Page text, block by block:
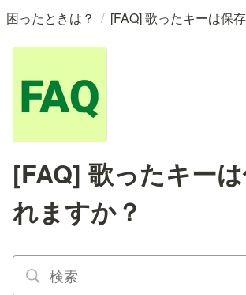
困ったときは？ /
[FAQ] 歌ったキー
れますか？